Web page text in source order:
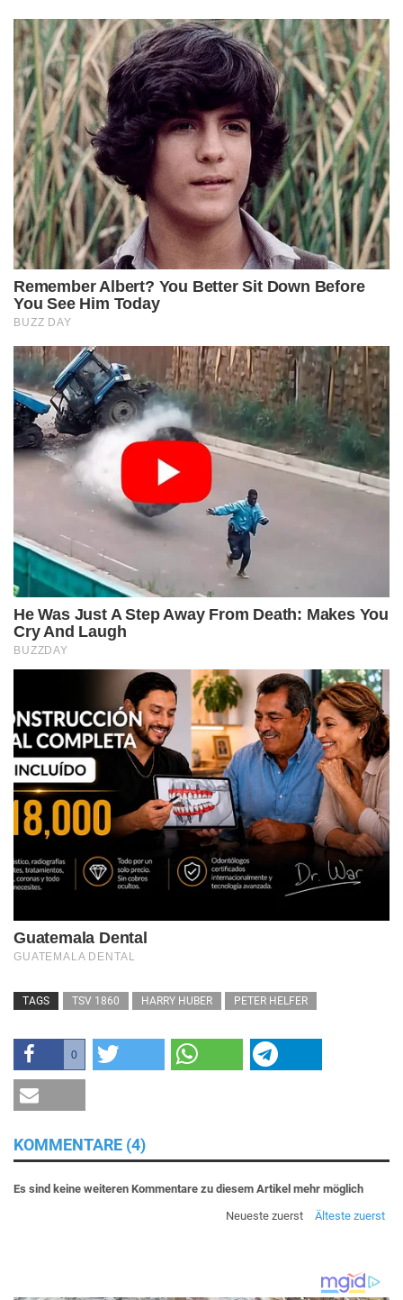
TAGS TSV 1860 HARRY HUBER PETER HELFER
0
KOMMENTARE (4)
Es sind keine weiteren Kommentare zu diesem Artikel mehr möglich
Neueste zuerst
Älteste zuerst